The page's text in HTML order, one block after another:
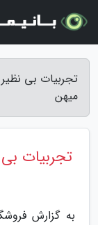
تجربیات بی
میهن
تجربیات
به گزارش